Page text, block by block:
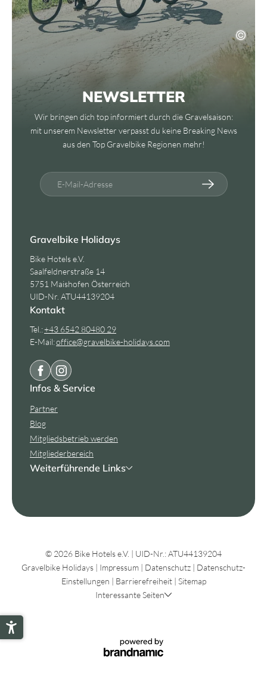
NEWSLETTER
Wir bringen dich top informiert durch die Gravelsaison:
mit unserem Newsletter verpasst du keine Breaking News
aus den Top Gravelbike Regionen mehr!
E-Mail-Adresse
Gravelbike Holidays
Bike Hotels e.V.
Saalfeldnerstraße 14
5751 Maishofen Österreich
UID-Nr. ATU44139204
Kontakt
Tel.:+43 6542 80480 29
E-Mail:office@gravelbike-holidays.com
Infos & Service
Partner
Blog
Mitgliedsbetrieb werden
Mitgliederbereich
Weiterführende Links
© 2026 Bike Hotels e.V. | UID-Nr.: ATU44139204
Gravelbike Holidays | Impressum | Datenschutz | Datenschutz-
Einstellungen | Barrierefreiheit | Sitemap
Interessante Seiten